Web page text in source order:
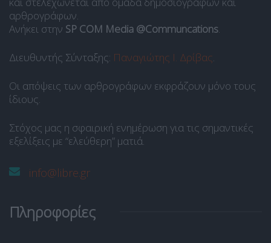
αρθρογράφων.
Ανήκει στην SP COM Media @Communcations
Διευθυντής Σύνταξης: Παναγιώτης Ι. Δρίβας
Οι απόψεις των αρθρογράφων εκφράζουν μόνο τους
ίδιους.
Στόχος μας η σφαιρική ενημέρωση για τις σημαντικές
εξελίξεις με “ελεύθερη” ματιά.
info@libre.gr
Πληροφορίες